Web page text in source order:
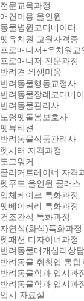
전문교육과정
애견미용 올인원
동물병원코디네이터
펫유치원 교원자격증
프로매니저+유치원교
프로매니저 전문과정
반려견 위생미용
반려동물행동교정사
반려동물장례코디네
반려동물관리사
노령펫돌봄보호사
펫뷰티션
반려동물식품관리사
펫시터 자격과정
도그워커
클리커트레이너 자격
펫푸드 올인원 클래스
입체케이크 특화과정
펫베이커리 특화과정
건조간식 특화과정
자연식(화식)특화과정
펫패션 디자이너과정
반려동물매개심리상
반려동물 취창업 통합
반려동물학과 입시과
반려동물학과 입시과
입시 자료실